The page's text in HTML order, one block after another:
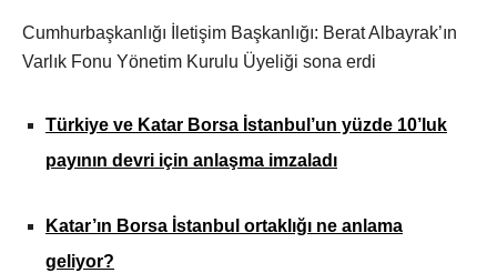
Cumhurbaşkanlığı İletişim Başkanlığı: Berat Albayrak’ın
Varlık Fonu Yönetim Kurulu Üyeliği sona erdi
Türkiye ve Katar Borsa İstanbul’un yüzde 10’luk
payının devri için anlaşma imzaladı
Katar’ın Borsa İstanbul ortaklığı ne anlama
geliyor?